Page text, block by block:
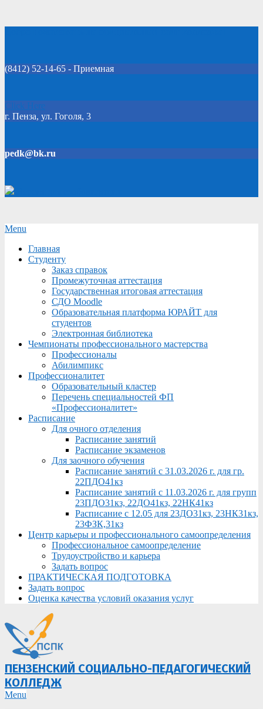
(8412) 52-14-65 - Приемная
Click Here
г. Пенза, ул. Гоголя, 3
pedk@bk.ru
Secondary
Menu
Menu
Главная
Студенту
Заказ справок
Промежуточная аттестация
Государственная итоговая аттестация
СДО Moodle
Образовательная платформа ЮРАЙТ для
студентов
Электронная библиотека
Чемпионаты профессионального мастерства
Профессионалы
Абилимпикс
Профессионалитет
Образовательный кластер
Перечень специальностей ФП
«Профессионалитет»
Расписание
Для очного отделения
Расписание занятий
Расписание экзаменов
Для заочного обучения
Расписание занятий с 31.03.2026 г. для гр.
22ПДО41кз
Расписание занятий с 11.03.2026 г. для групп
23ПДО31кз, 22ДО41кз, 22НК41кз
Расписание с 12.05 для 23ДО31кз, 23НК31кз,
23ФЗК,31кз
Центр карьеры и профессионального самоопределения
Профессиональное самоопределение
Трудоустройство и карьера
Задать вопрос
ПРАКТИЧЕСКАЯ ПОДГОТОВКА
Задать вопрос
Оценка качества условий оказания услуг
ПЕНЗЕНСКИЙ СОЦИАЛЬНО-ПЕДАГОГИЧЕСКИЙ
КОЛЛЕДЖ
Primary
Menu